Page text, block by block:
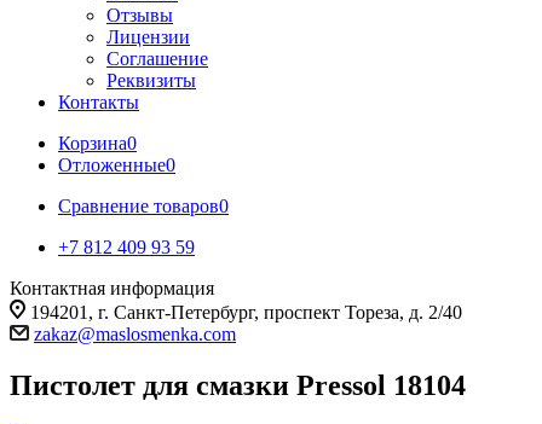
Отзывы
Лицензии
Соглашение
Реквизиты
Контакты
Корзина0
Отложенные0
Сравнение товаров0
+7 812 409 93 59
Контактная информация
194201, г. Санкт-Петербург, проспект Тореза, д. 2/40
zakaz@maslosmenka.com
Пистолет для смазки Pressol 18104